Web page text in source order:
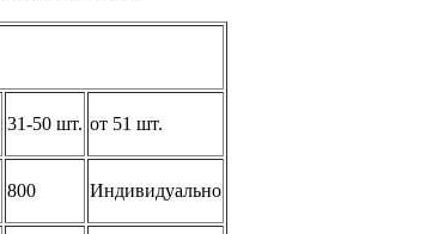
31-50 шт. от 51 шт.
800 Индивидуально